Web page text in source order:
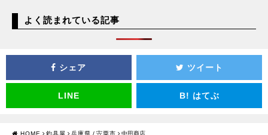
よく読まれている記事
シェア ツイート
LINE B! はてぶ
HOME 釣具屋 兵庫県 / 宍粟市 中田商店